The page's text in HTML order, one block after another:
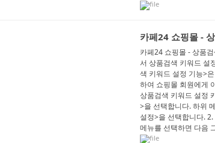
카페24 쇼핑몰 -
카페24 쇼핑몰 - 상품
서 상품검색 키워드 설
색 키워드 설정 기능>
하여 쇼핑몰 회원에게
상품검색 키워드 설정
>을 선택합니다. 하위
설정>을 선택합니다.
메뉴를 선택하면 다음